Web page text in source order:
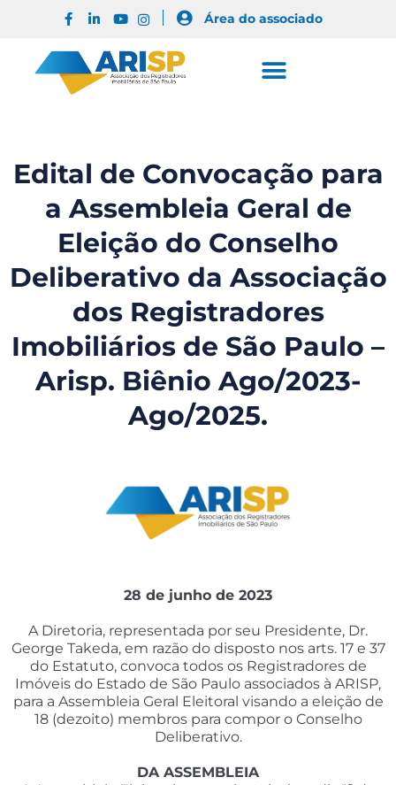
Área do associado
Edital de Convocação para
a Assembleia Geral de
Eleição do Conselho
Deliberativo da Associação
dos Registradores
Imobiliários de São Paulo –
Arisp. Biênio Ago/2023-
Ago/2025.
28 de junho de 2023
A Diretoria, representada por seu Presidente, Dr.
George Takeda, em razão do disposto nos arts. 17 e 37
do Estatuto, convoca todos os Registradores de
Imóveis do Estado de São Paulo associados à ARISP,
para a Assembleia Geral Eleitoral visando a eleição de
18 (dezoito) membros para compor o Conselho
Deliberativo.
DA ASSEMBLEIA